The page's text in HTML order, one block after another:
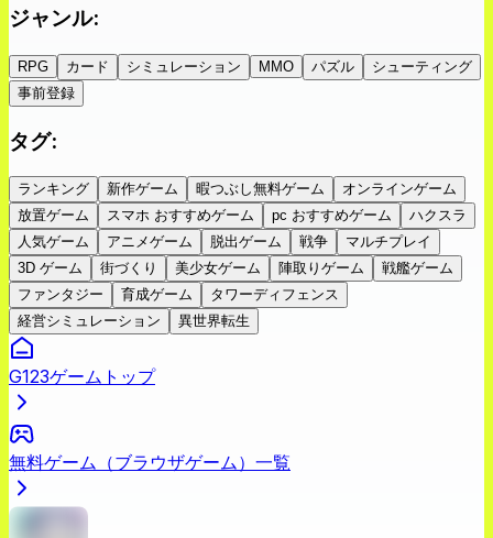
ジャンル:
RPG カード シミュレーション MMO パズル
シューティング
事前登録
タグ:
ランキング 新作ゲーム 暇つぶし無料ゲーム
オンラインゲーム
放置ゲーム
スマホ おすすめゲーム pc おすすめゲーム
ハクスラ
人気ゲーム
アニメゲーム 脱出ゲーム 戦争
マルチプレイ
3D ゲーム
街づくり 美少女ゲーム 陣取りゲーム
戦艦ゲーム
ファンタジー
育成ゲーム
タワーディフェンス
経営シミュレーション
異世界転生
G123ゲームトップ
無料ゲーム（ブラウザゲーム）一覧